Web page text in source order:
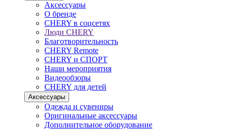
Аксессуары
О бренде
CHERY в соцсетях
Люди CHERY
Благотворительность
CHERY Remote
CHERY и СПОРТ
Наши мероприятия
Видеообзоры
CHERY для детей
Аксессуары
Одежда и сувениры
Оригинальные аксессуары
Дополнительное оборудование